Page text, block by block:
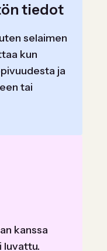
tiedot
selaimen
kun
ja
tai
kanssa
luvattu.